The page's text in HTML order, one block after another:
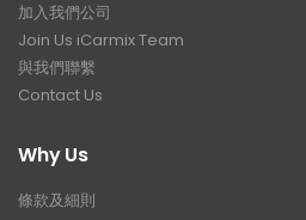
加入我們公司
Join Us iCarmix Team
與我們聯繫
Contact Us
Why Us
條款及細則